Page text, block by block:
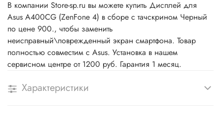
В компании Store-sp.ru вы можете купить Дисплей для
Asus A400CG (ZenFone 4) в сборе с тачскрином Черный
по цене 900., чтобы заменить
неисправный\поврежденный экран смартфона. Товар
полностью совместим с Asus. Установка в нашем
сервисном центре от 1200 руб. Гарантия 1 месяц.
Характеристики